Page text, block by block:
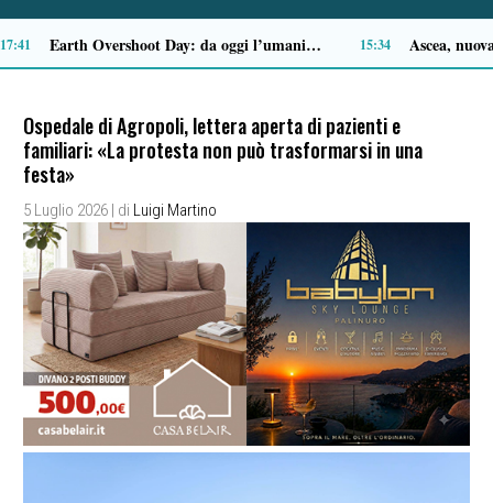
Padula istituisce la Giornata Joe Petrosino 13:43
Ospedale di Agropoli, lettera aperta di pazienti e
familiari: «La protesta non può trasformarsi in una
festa»
5 Luglio 2026 | di Luigi Martino